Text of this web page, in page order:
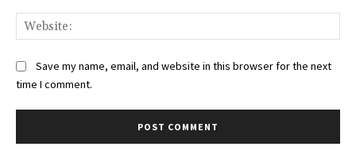
Save my name, email, and website in this browser for the next
time I comment.